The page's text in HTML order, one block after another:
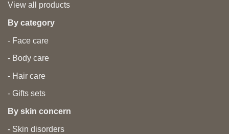
View all products
By category
- Face care
- Body care
- Hair care
- Gifts sets
By skin concern
- Skin disorders